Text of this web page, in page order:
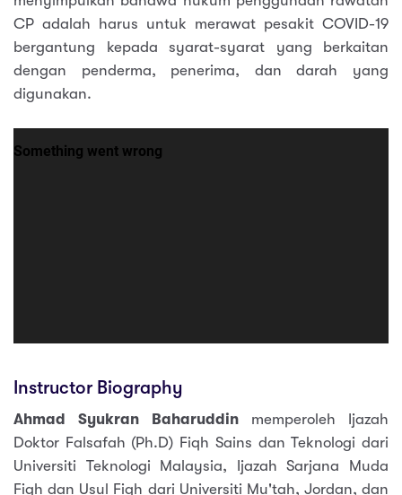
CP adalah harus untuk merawat pesakit COVID-19
bergantung kepada syarat-syarat yang berkaitan
dengan penderma, penerima, dan darah yang
digunakan.
Instructor Biography
Ahmad Syukran Baharuddinmemperoleh Ijazah
Doktor Falsafah (Ph.D) Fiqh Sains dan Teknologi dari
Universiti Teknologi Malaysia, Ijazah Sarjana Muda
Fiqh dan Usul Fiqh dari Universiti Mu'tah, Jordan, dan